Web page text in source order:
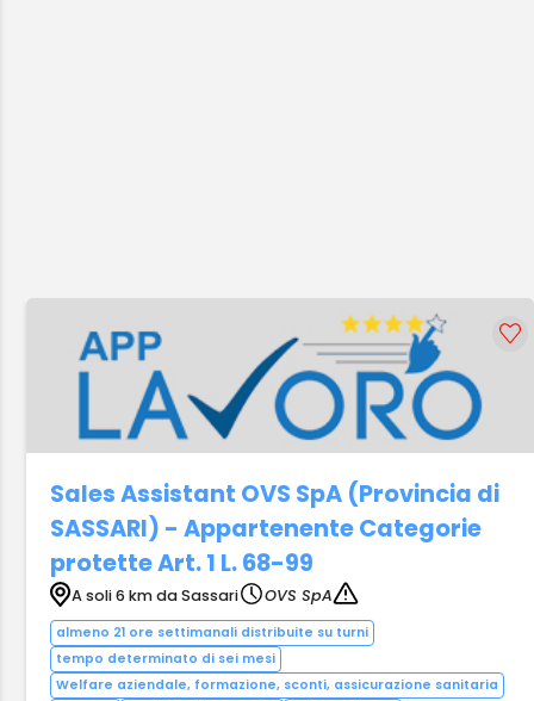
Sales Assistant OVS SpA (Provincia di
SASSARI) - Appartenente Categorie
protette Art. 1 L. 68-99
A soli 6 km da Sassari OVS SpA
almeno 21 ore settimanali distribuite su turni
tempo determinato di sei mesi
Welfare aziendale, formazione, sconti, assicurazione sanitaria